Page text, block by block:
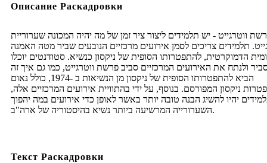
Описание Раскадровки
ווטרגייט - יש תלמידים ליצור ציר זמן של מה יהיה המכונה שערוריית
תלמידים צריכים לסמן אירועים מרכזיים הנובעים שביר מטה האמנה
הדמוקרטית, להתפטרותו הסופית של ניקסון כנשיא. סטודנטים יוכלו
ולנתח את האירועים המרכזיים סביב פרשת ווטרגייט, כמו גם איך זה
הביא להתפטרותו הסופית של ניקסון מן הנשיאות ב -1974, כולל נאום
ניקסון המפורסם. בנוסף, על ידי בהתוויית אירועים המרכזיים אלה,
יהיו להשיג הבנה טובה יותר באשר לאופן כדי אירועים במה יהפוך
השערורייה המרשיעה ביותר נשיא בהיסטוריה של ארה"ב.
Текст Раскадровки